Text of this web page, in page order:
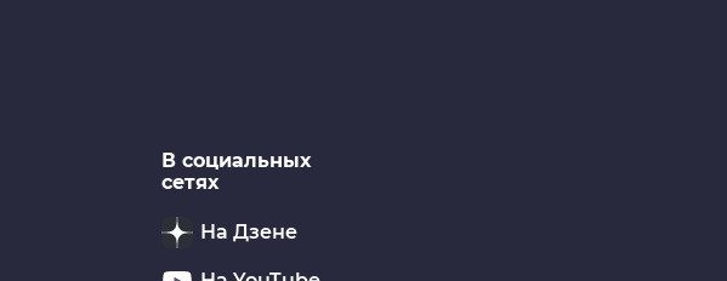
В социальных
сетях
На Дзене